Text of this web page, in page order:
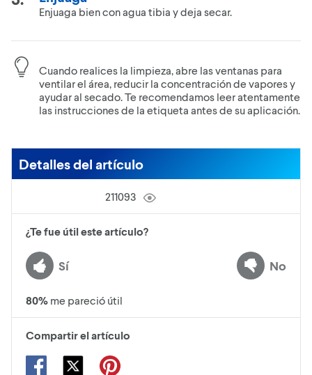
Enjuaga bien con agua tibia y deja secar.
Cuando realices la limpieza, abre las ventanas para
ventilar el área, reducir la concentración de vapores y
ayudar al secado. Te recomendamos leer atentamente
las instrucciones de la etiqueta antes de su aplicación.
Detalles del artículo
211093
¿Te fue útil este artículo?
Sí No
80% me pareció útil
Compartir el artículo